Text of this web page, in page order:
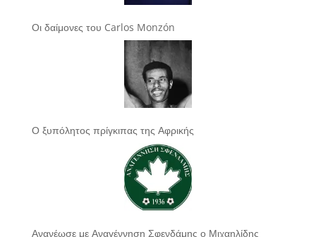
Οι δαίμονες του Carlos Monzón
Ο ξυπόλητος πρίγκιπας της Αφρικής
Ανανέωσε με Αναγέννηση Σφενδάμης ο Μιχαηλίδης